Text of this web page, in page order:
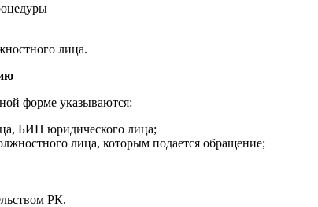
лица.
форме указываются:
БИН юридического лица;
лица, которым подается обращение;
РК.